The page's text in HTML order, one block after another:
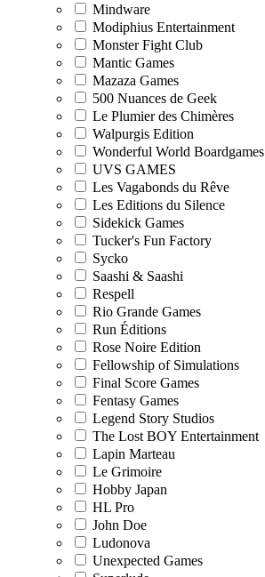
Mindware
Modiphius Entertainment
Monster Fight Club
Mantic Games
Mazaza Games
500 Nuances de Geek
Le Plumier des Chimères
Walpurgis Edition
Wonderful World Boardgames
UVS GAMES
Les Vagabonds du Rêve
Les Editions du Silence
Sidekick Games
Tucker's Fun Factory
Sycko
Saashi & Saashi
Respell
Rio Grande Games
Run Éditions
Rose Noire Edition
Fellowship of Simulations
Final Score Games
Fentasy Games
Legend Story Studios
The Lost BOY Entertainment
Lapin Marteau
Le Grimoire
Hobby Japan
HL Pro
John Doe
Ludonova
Unexpected Games